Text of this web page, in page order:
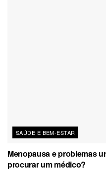
SAÚDE E BEM-ESTAR
Menopausa e problemas
procurar um médico?